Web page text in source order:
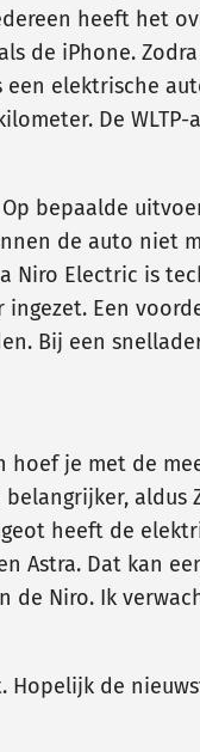
heeft het
de iPhone.
een elektrische
De WLTP-
bepaalde
de auto niet
Niro Electric is
Een
Bij een
je met de
aldus
heeft de
Astra. Dat kan
de Niro. Ik
de